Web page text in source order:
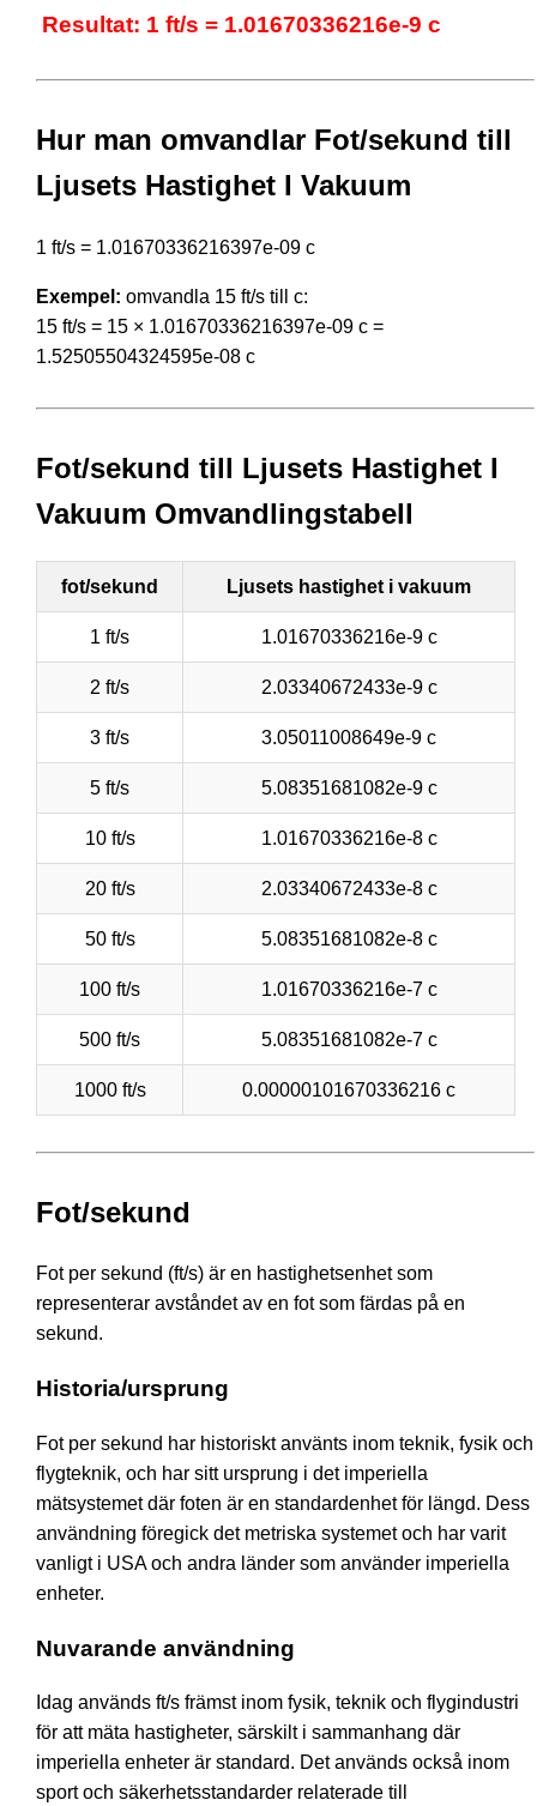
Resultat: 1 ft/s = 1.01670336216e-9 c
Hur man omvandlar Fot/sekund till
Ljusets Hastighet I Vakuum
1 ft/s = 1.01670336216397e-09 c
Exempel: omvandla 15 ft/s till c:
15 ft/s = 15 × 1.01670336216397e-09 c =
1.52505504324595e-08 c
Fot/sekund till Ljusets Hastighet I
Vakuum Omvandlingstabell
fot/sekund Ljusets hastighet i vakuum
1 ft/s 1.01670336216e-9 c
2 ft/s 2.03340672433e-9 c
3 ft/s 3.05011008649e-9 c
5 ft/s 5.08351681082e-9 c
10 ft/s 1.01670336216e-8 c
20 ft/s 2.03340672433e-8 c
50 ft/s 5.08351681082e-8 c
100 ft/s 1.01670336216e-7 c
500 ft/s 5.08351681082e-7 c
1000 ft/s 0.00000101670336216 c
Fot/sekund
Fot per sekund (ft/s) är en hastighetsenhet som
representerar avståndet av en fot som färdas på en
sekund.
Historia/ursprung
Fot per sekund har historiskt använts inom teknik, fysik och
flygteknik, och har sitt ursprung i det imperiella
mätsystemet där foten är en standardenhet för längd. Dess
användning föregick det metriska systemet och har varit
vanligt i USA och andra länder som använder imperiella
enheter.
Nuvarande användning
Idag används ft/s främst inom fysik, teknik och flygindustri
för att mäta hastigheter, särskilt i sammanhang där
imperiella enheter är standard. Det används också inom
sport och säkerhetsstandarder relaterade till